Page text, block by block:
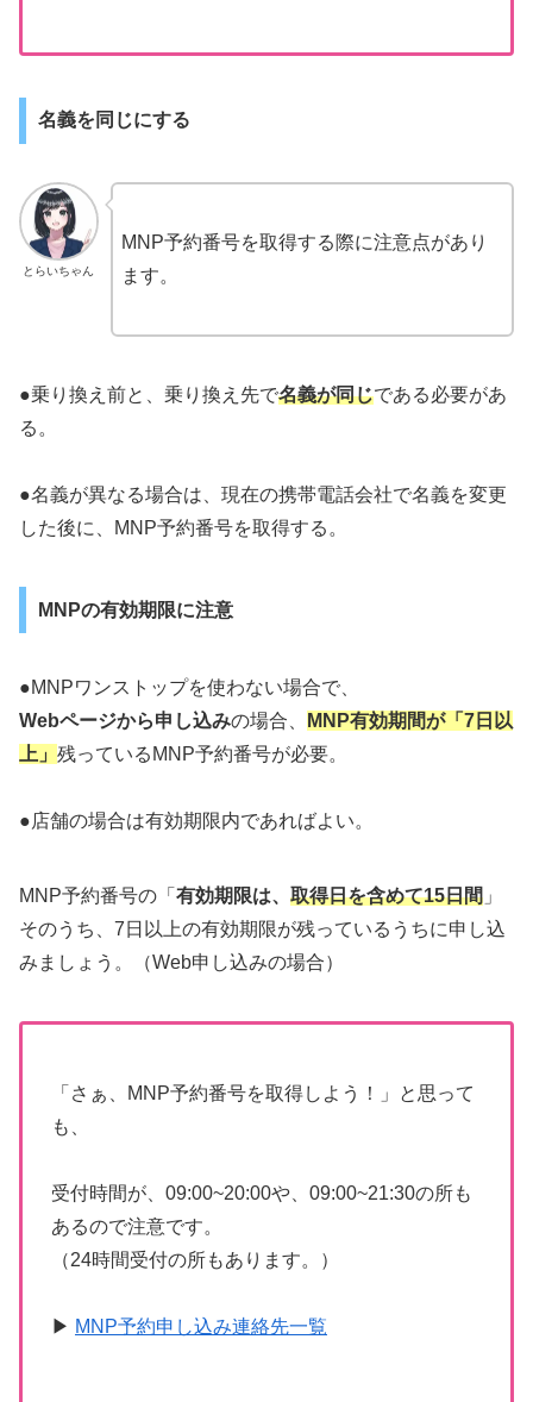
名義を同じにする
とらいちゃん
MNP予約番号を取得する際に注意点があり
ます。
●乗り換え前と、乗り換え先で名義が同じである必要があ
る。
●名義が異なる場合は、現在の携帯電話会社で名義を変更
した後に、MNP予約番号を取得する。
MNPの有効期限に注意
●MNPワンストップを使わない場合で、
Webページから申し込みの場合、
MNP有効期間が「7日以
上」 残っているMNP予約番号が必要。
●店舗の場合は有効期限内であればよい。
MNP予約番号の「 有効期限は、 取得日を含めて15日間 」
そのうち、7日以上の有効期限が残っているうちに申し込
みましょう。（Web申し込みの場合）
「さぁ、MNP予約番号を取得しよう！」と思って
も、
受付時間が、09:00~20:00や、09:00~21:30の所も
あるので注意です。
（24時間受付の所もあります。）
▶ MNP予約申し込み連絡先一覧